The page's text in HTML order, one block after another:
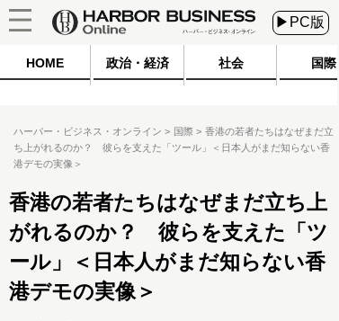
▶PC版
HOME 政治・経済 社会 国際
ハーバー・ビジネス・オンライン 国際
香港の若者たちはなぜまだ立
ち上がれるのか？ 彼らを支えた「ツール」＜日本人がまだ知らない香
港デモの実像＞
香港の若者たちはなぜまだ立ち上
がれるのか？ 彼らを支えた「ツ
ール」＜日本人がまだ知らない香
港デモの実像＞